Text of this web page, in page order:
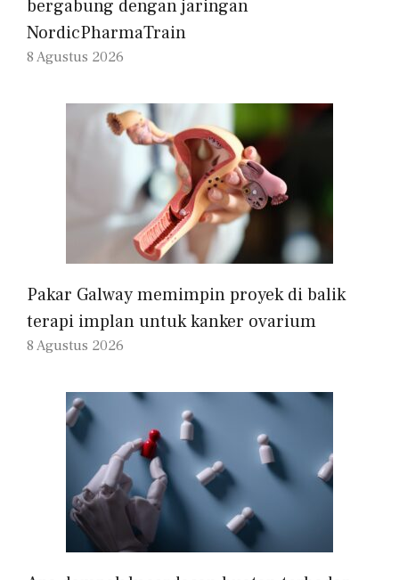
bergabung dengan jaringan
NordicPharmaTrain
8 Agustus 2026
Pakar Galway memimpin proyek di balik
terapi implan untuk kanker ovarium
8 Agustus 2026